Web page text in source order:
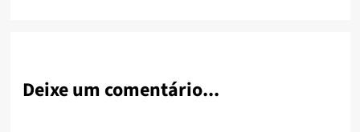
Deixe um comentário...